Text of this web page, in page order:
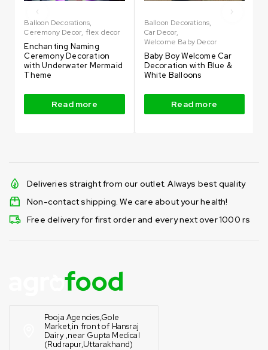
Balloon Decorations,
Ceremony Decor, flex decor
Enchanting Naming
Ceremony Decoration
with Underwater Mermaid
Theme
Read more
Balloon Decorations,
Car Decor,
Welcome Baby Decor
Baby Boy Welcome Car
Decoration with Blue &
White Balloons
Read more
Deliveries straight from our outlet. Always best quality
Non-contact shipping. We care about your health!
Free delivery for first order and every next over 1000 rs
Pooja Agencies,Gole
Market,in front of Hansraj
Dairy ,near Gupta Medical
(Rudrapur,Uttarakhand)